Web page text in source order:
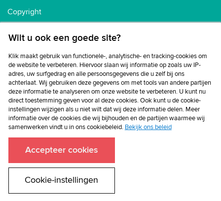
Copyright
Cookiebeleid
Privacybeleid
Disclaimer
Wilt u ook een goede site?
Klik maakt gebruik van functionele-, analytische- en tracking-cookies om
de website te verbeteren. Hiervoor slaan wij informatie op zoals uw IP-
adres, uw surfgedrag en alle persoonsgegevens die u zelf bij ons
achterlaat. Wij gebruiken deze gegevens om met tools van andere partijen
deze informatie te analyseren om onze website te verbeteren. U kunt nu
direct toestemming geven voor al deze cookies. Ook kunt u de cookie-
instellingen wijzigen als u niet wilt dat wij deze informatie delen. Meer
informatie over de cookies die wij bijhouden en de partijen waarmee wij
samenwerken vindt u in ons cookiebeleid. Bekijk ons beleid
Accepteer cookies
Cookie-instellingen